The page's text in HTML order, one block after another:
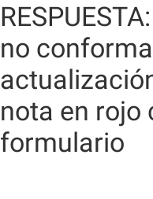
no
nota en rojo
formulario